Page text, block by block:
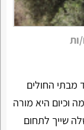
מבתי החולים
וכיום היא מורה
שייך לתחום